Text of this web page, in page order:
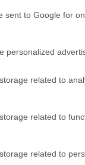
sent to Google for
personalized
related to
related to
related to
YA regényhez
Ez a
megélni a
groteszk, morbid
L. Jacksont – ez
azok a
amint eljön a
jelenet” átcsap
amin az
7. sora dőlt a